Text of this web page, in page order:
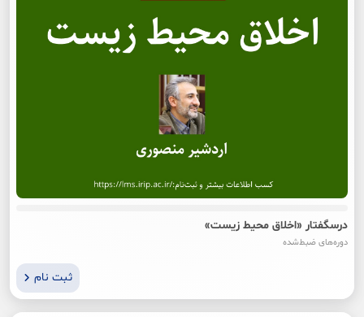
درسگفتار «اخلاق محیط زیست»
دوره‌های ضبط‌شده
ثبت نام